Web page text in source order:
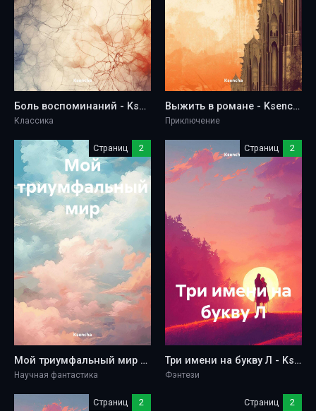
Боль воспоминаний - Ksencha
Классика
Выжить в романе - Ksencha
Приключение
Страниц 2
Мой триумфальный мир - Ksencha
Научная фантастика
Страниц 2
Три имени на букву Л - Ksencha
Фэнтези
Страниц 2 Страниц 2